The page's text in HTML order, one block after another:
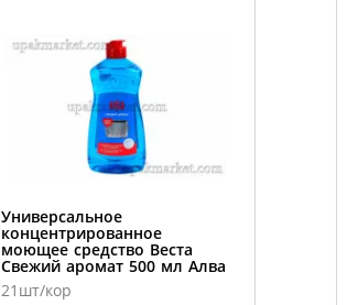
Универсальное
концентрированное
моющее средство Веста
Свежий аромат 500 мл Алва
21шт/кор